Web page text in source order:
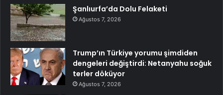
Şanlıurfa’da Dolu Felaketi
Ağustos 7, 2026
Trump’ın Türkiye yorumu şimdiden
dengeleri değiştirdi: Netanyahu soğuk
terler döküyor
Ağustos 7, 2026